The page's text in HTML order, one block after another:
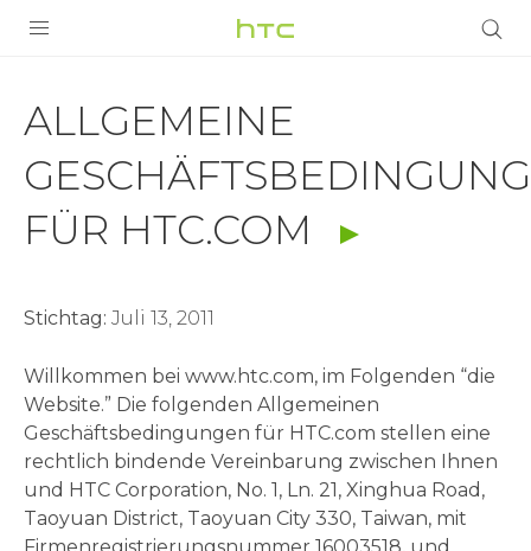
ALLGEMEINE
FÜR
HTC.COM
HTC
Deutschland
VIVE
G REIGNS
SMARTPHONES
VIVERSE
UNTERSTÜTZUNG
HTC-Geräte und Zubehör
Anmelden
ALLGEMEINE
FÜR HTC.COM
Stichtag: Juli 13, 2011
Willkommen bei www.htc.com, im Folgenden “die
Website.” Die folgenden Allgemeinen
Geschäftsbedingungen für HTC.com stellen eine
rechtlich bindende Vereinbarung zwischen Ihnen
und HTC Corporation, No. 1, Ln. 21, Xinghua Road,
Taoyuan District, Taoyuan City 330, Taiwan, mit